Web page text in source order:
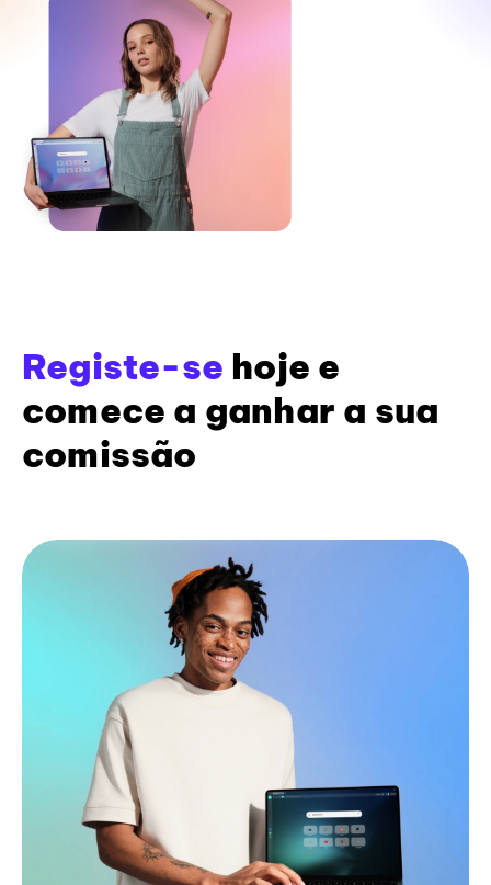
Registe-se hoje e
comece a ganhar a sua
comissão